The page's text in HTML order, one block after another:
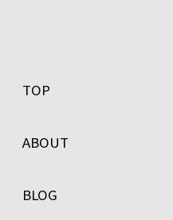
TOP
ABOUT
BLOG